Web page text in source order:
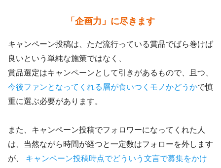
「企画力」に尽きます
キャンペーン投稿は、ただ流行っている賞品でばら巻けば
良いという単純な施策ではなく、
賞品選定はキャンペーンとして引きがあるもので、且つ、
今後ファンとなってくれる層が食いつくモノかどうかで慎
重に選ぶ必要があります。
また、キャンペーン投稿でフォロワーになってくれた人
は、当然ながら時間が経つと一定数はフォローを外します
が、 キャンペーン投稿時点でどういう文言で募集をかけ